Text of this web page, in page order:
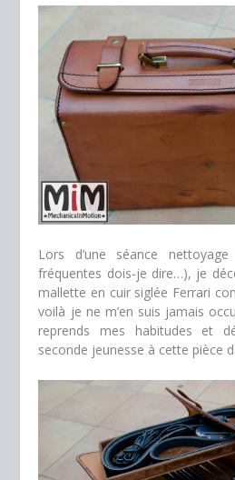
Lors d’une séance
fréquentes dois-je dire…), je
mallette en cuir siglée Ferrari
voilà je ne m’en suis jamais
reprends mes habitudes et
seconde jeunesse à cette pièce